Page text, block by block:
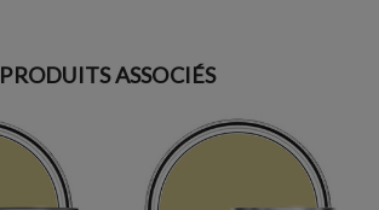
PRODUITS ASSOCIÉS